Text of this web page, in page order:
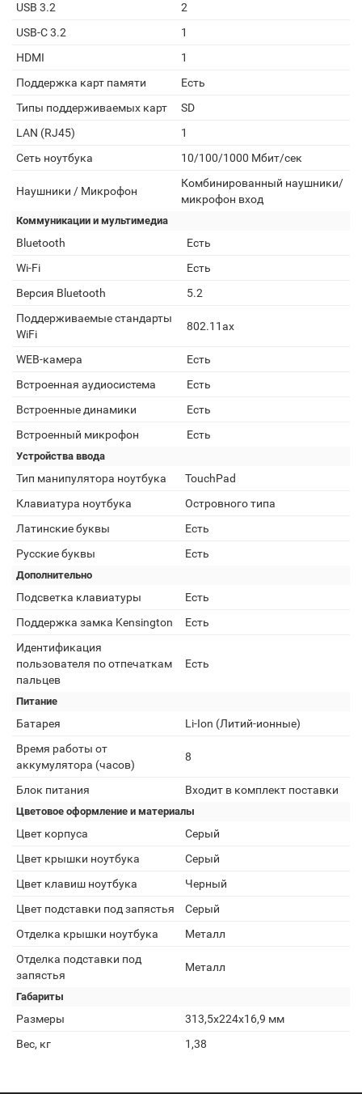
USB 3.2
2
USB-C 3.2
1
HDMI
1
Поддержка карт памяти
Есть
Типы поддерживаемых карт
SD
LAN (RJ45)
1
Сеть ноутбука
10/100/1000 Мбит/сек
Наушники / Микрофон
Комбинированный наушники/
микрофон вход
Коммуникации и мультимедиа
Bluetooth
Есть
Wi-Fi
Есть
Версия Bluetooth
5.2
Поддерживаемые стандарты
WiFi
802.11ax
WEB-камера
Есть
Встроенная аудиосистема
Есть
Встроенные динамики
Есть
Встроенный микрофон
Есть
Устройства ввода
Тип манипулятора ноутбука
TouchPad
Клавиатура ноутбука
Островного типа
Латинские буквы
Есть
Русские буквы
Есть
Дополнительно
Подсветка клавиатуры
Есть
Поддержка замка Kensington
Есть
Идентификация
пользователя по отпечаткам
пальцев
Есть
Питание
Батарея
Li-Ion (Литий-ионные)
Время работы от
аккумулятора (часов)
8
Блок питания Входит в комплект поставки
Цветовое оформление и материалы
Цвет корпуса
Серый
Цвет крышки ноутбука
Серый
Цвет клавиш ноутбука
Черный
Цвет подставки под запястья
Серый
Отделка крышки ноутбука
Металл
Отделка подставки под
запястья
Металл
Габариты
Размеры
313,5x224x16,9 мм
Вес, кг
1,38